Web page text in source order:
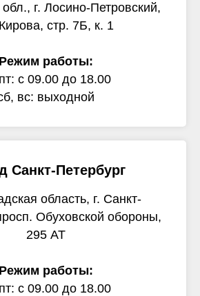
г. Лосино-Петровский,
стр. 7Б, к. 1
Режим работы:
с 09.00 до 18.00
вс: выходной
Санкт-Петербург
область, г. Санкт-
Обуховской обороны,
295 АТ
Режим работы:
с 09.00 до 18.00